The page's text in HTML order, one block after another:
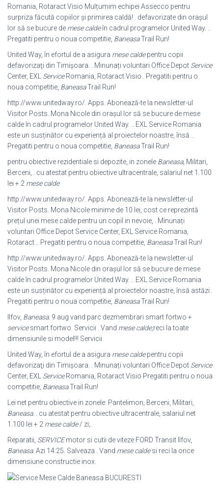
Romania, Rotaract Visio Mulțumim echipei Assecco pentru
surpriza făcută copiilor și primirea caldă! . defavorizate din orașul
lor să se bucure de mese caldeîn cadrul programelor United Way. ..
Pregatiti pentru o noua competitie, BaneasaTrail Run!
United Way, în efortul de a asigura mese caldepentru copii
defavorizaţi din Timişoara. . Minunați voluntari Office Depot Service
Center, EXL ServiceRomania, Rotaract Visio . Pregatiti pentru o
noua competitie, BaneasaTrail Run!
http://www.unitedway.ro/. Apps. Abonează-te la newsletter-ul
Visitor Posts. Mona Nicole din orașul lor să se bucure de mese
calde în cadrul programelor United Way. .. EXL Service Romania
este un susținător cu experiență al proiectelor noastre, însă ..
Pregatiti pentru o noua competitie, BaneasaTrail Run!
pentru obiective rezidentiale si depozite, in zonele Baneasa, Militari,
Berceni, . cu atestat pentru obiective ultracentrale, salariul net 1.100
lei + 2 mese calde
http://www.unitedway.ro/. Apps. Abonează-te la newsletter-ul
Visitor Posts. Mona Nicole minime de 10 lei, cost ce reprezintă
prețul unei mese calde pentru un copil in nevoie, . Minunați
voluntari Office Depot Service Center, EXL Service Romania,
Rotaract .. Pregatiti pentru o noua competitie, BaneasaTrail Run!
http://www.unitedway.ro/. Apps. Abonează-te la newsletter-ul
Visitor Posts. Mona Nicole din orașul lor să se bucure de mese
calde în cadrul programelor United Way. .. EXL Service Romania
este un susținător cu experiență al proiectelor noastre, însă astăzi .
Pregatiti pentru o noua competitie, BaneasaTrail Run!
Ilfov, Baneasa. 9 aug vand parc dezmembrari smart fortwo +
servicesmart fortwo. Servicii . Vand mese calde,reci la toate
dimensiunile si model!!! Servicii
United Way, în efortul de a asigura mese caldepentru copii
defavorizaţi din Timişoara. . Minunați voluntari Office Depot Service
Center, EXL ServiceRomania, Rotaract Visio Pregatiti pentru o noua
competitie, BaneasaTrail Run!
Lei net pentru obiective in zonele: Pantelimon, Berceni, Militari,
Baneasa. . cu atestat pentru obiective ultracentrale, salariul net
1.100 lei + 2 mese calde/ zi;.
Reparatii, SERVICEmotor si cutii de viteze FORD Transit Ilfov,
Baneasa. Azi 14:25. Salveaza . Vand mese caldesi reci la orice
dimensiune constructie inox.